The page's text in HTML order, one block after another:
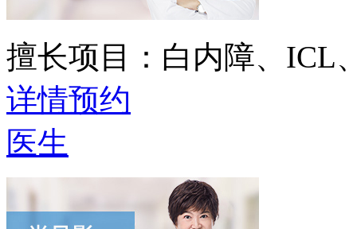
擅长项目： 白内障、ICL
详情预约
医生